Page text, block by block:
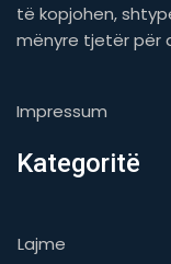
të kopjohen,
mënyre tjetër për
Impressum
Kategoritë
Lajme